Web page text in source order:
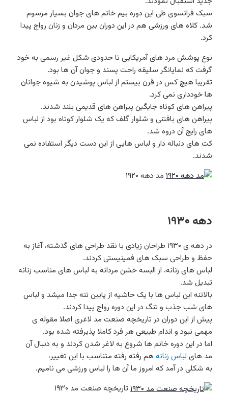
سبک فرانسوی طی این دوره بیم خانم های جوان بسیار مرسوم
شد. کلاه های ورزشی هم در این دوران بین مردان و زنان رواج پیدا
کرد.
نوع پوشش مرد های آمریکایی تا حدودی شکل غیر رسمی به خود
گرفت که نمایانگر سلیقه راحت پسند و جوان آن ها بود.
تقریبا هیچ کس در قرن بیستم از لباس پوشیدن به شیوه جوانان
ها خودداری نمی کرد.
پیراهن های کوتاه جایگین پیراهن های قدیمی بلند شدند.
پیراهن های بافتنی و شلوار گلف که یک شلوار کوتاه بود از لباس
های رایج آن دروه شد.
کت های دنباله دار و لباس هایی از این دست دیگر استفاده نمی
شدند.
مد دهه ۱۹۲۰
دهه ۱۹۳۰
در دهه ی ۱۹۳۰ طراحان زیادی با نقد طراحی های گذشته، آغاز به
حفظ و طراحی سبک های فمینیستی کردند.
لباس های زنانه، از البسه خشن مردانه به لباس های مناسب زنانه
تبدیل شد.
بالاتنه این لباس ها با یک حاشیه از پایین تنه جدا میشد و لباس
های شب جذب و تنگ در این دوره رواج پیدا کردند.
پیش از این دوران در تاریخچه صنعت مد لاغری اصلا مقوله ی
مهمی نبود و اندام طبیعی هر فرد کاملا پذیرفته شده بود.
اما در این دوره خانم ها شروع به لاغر شدن کردند و به دنبال آن
مد های لباس زنانه هم رفته رفته متناسب با این تغییر،
به شکلی در آمد که امروز ما آن ها را لباس ورزشی می نامیم.
تاریخچه صنعت مد ۱۹۳۰